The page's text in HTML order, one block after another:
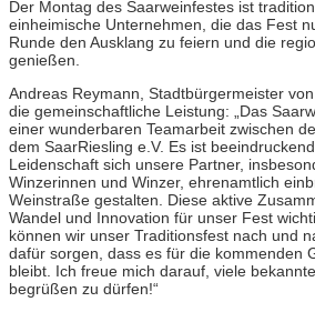
Der Montag des Saarweinfestes ist
einheimische Unternehmen, die das Fest
Runde den Ausklang zu feiern und die
genießen.
Andreas Reymann, Stadtbürgermeister
die gemeinschaftliche Leistung: „Das
einer wunderbaren Teamarbeit zwischen
dem SaarRiesling e.V. Es ist
Leidenschaft sich unsere Partner,
Winzerinnen und Winzer, ehrenamtlich
Weinstraße gestalten. Diese aktive
Wandel und Innovation für unser Fest
können wir unser Traditionsfest nach und
dafür sorgen, dass es für die kommenden
bleibt. Ich freue mich darauf, viele
begrüßen zu dürfen!“